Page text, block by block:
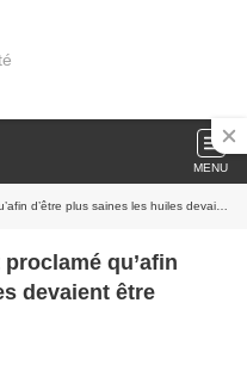
MENU
saines les huiles devaient être hydrogénées !
devaient être